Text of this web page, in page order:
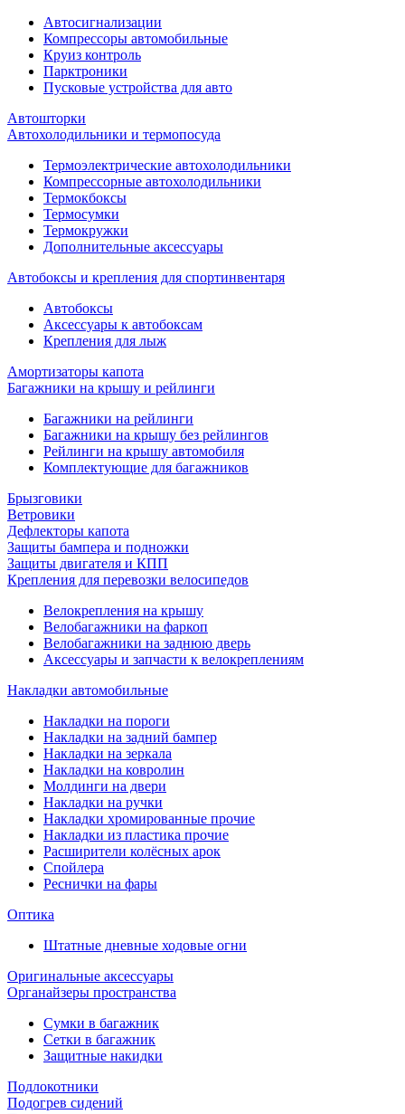
Автосигнализации
Компрессоры автомобильные
Круиз контроль
Парктроники
Пусковые устройства для авто
Автошторки
Автохолодильники и термопосуда
Термоэлектрические автохолодильники
Компрессорные автохолодильники
Термокбоксы
Термосумки
Термокружки
Дополнительные аксессуары
Автобоксы и крепления для спортинвентаря
Автобоксы
Аксессуары к автобоксам
Крепления для лыж
Амортизаторы капота
Багажники на крышу и рейлинги
Багажники на рейлинги
Багажники на крышу без рейлингов
Рейлинги на крышу автомобиля
Комплектующие для багажников
Брызговики
Ветровики
Дефлекторы капота
Защиты бампера и подножки
Защиты двигателя и КПП
Крепления для перевозки велосипедов
Велокрепления на крышу
Велобагажники на фаркоп
Велобагажники на заднюю дверь
Аксессуары и запчасти к велокреплениям
Накладки автомобильные
Накладки на пороги
Накладки на задний бампер
Накладки на зеркала
Накладки на ковролин
Молдинги на двери
Накладки на ручки
Накладки хромированные прочие
Накладки из пластика прочие
Расширители колёсных арок
Спойлера
Реснички на фары
Оптика
Штатные дневные ходовые огни
Оригинальные аксессуары
Органайзеры пространства
Сумки в багажник
Сетки в багажник
Защитные накидки
Подлокотники
Подогрев сидений